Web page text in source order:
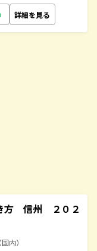
詳細を見る
方 信州 ２０２
内）